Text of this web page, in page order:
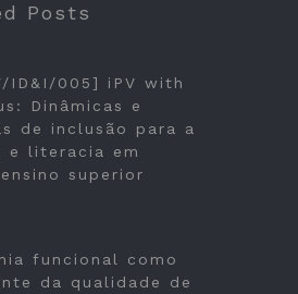
Posts
ID&I/005] iPV with
Dinâmicas e
de inclusão para a
e literacia em
superior
funcional como
da qualidade de